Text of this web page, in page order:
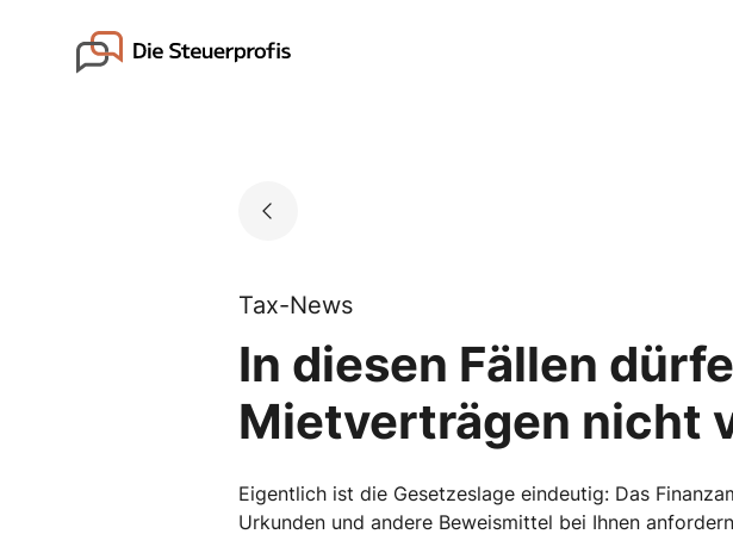
Go to landing page.
Tax-News
In diesen Fällen
Mietverträgen nicht
Eigentlich ist die Gesetzeslage eindeutig: Das
Urkunden und andere Beweismittel bei Ihnen